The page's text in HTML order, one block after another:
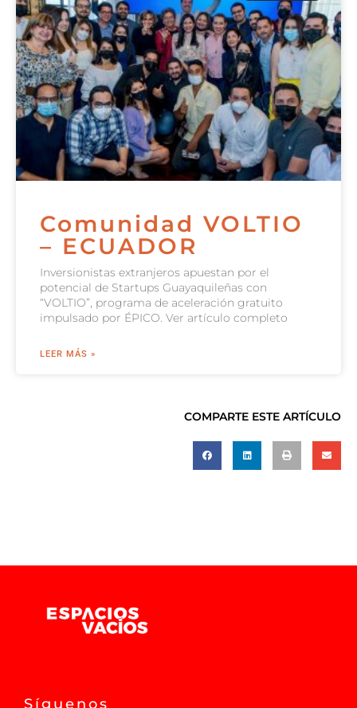
Comunidad VOLTIO
– ECUADOR
Inversionistas extranjeros apuestan por el
potencial de Startups Guayaquileñas con
“VOLTIO”, programa de aceleración gratuito
impulsado por ÉPICO. Ver artículo completo
LEER MÁS »
COMPARTE ESTE ARTÍCULO
Síguenos